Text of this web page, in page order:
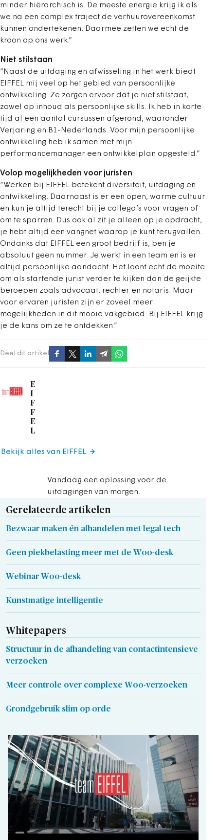
minder hiërarchisch is. De meeste energie krijg ik als
we na een complex traject de verhuurovereenkomst
kunnen ondertekenen. Daarmee zetten we echt de
kroon op ons werk.”
Niet stilstaan
“Naast de uitdaging en afwisseling in het werk biedt
EIFFEL mij veel op het gebied van persoonlijke
ontwikkeling. Ze zorgen ervoor dat je niet stilstaat,
zowel op inhoud als persoonlijke skills. Ik heb in korte
tijd al een aantal cursussen afgerond, waaronder
Verjaring en B1-Nederlands. Voor mijn persoonlijke
ontwikkeling heb ik samen met mijn
performancemanager een ontwikkelplan opgesteld.”
Volop mogelijkheden voor juristen
“Werken bij EIFFEL betekent diversiteit, uitdaging en
ontwikkeling. Daarnaast is er een open, warme cultuur
en kun je altijd terecht bij je collega’s voor vragen of
om te sparren. Dus ook al zit je alleen op je opdracht,
je hebt altijd een vangnet waarop je kunt terugvallen.
Ondanks dat EIFFEL een groot bedrijf is, ben je
absoluut geen nummer. Je werkt in een team en is er
altijd persoonlijke aandacht. Het loont echt de moeite
om als startende jurist verder te kijken dan de geijkte
beroepen zoals advocaat, rechter en notaris. Maar
voor ervaren juristen zijn er zoveel meer
mogelijkheden in dit mooie vakgebied. Bij EIFFEL krijg
je de kans om ze te ontdekken.”
Deel dit artikel
E
I
F
F
E
L
Vandaag een oplossing voor de
uitdagingen van morgen.
Bekijk alles van EIFFEL
Gerelateerde artikelen
Bezwaar maken én afhandelen met legal tech
Geen piekbelasting meer met de Woo-desk
Webinar Woo-desk
Kunstmatige intelligentie
Whitepapers
Structuur in de afhandeling van contactintensieve
verzoeken
Meer controle over complexe Woo-verzoeken
Grondgebruik slim op orde